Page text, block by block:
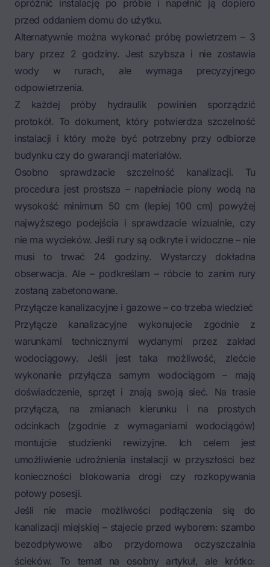
opróżnić instalację po próbie i napełnić ją dopiero
przed oddaniem domu do użytku.
Alternatywnie można wykonać próbę powietrzem – 3
bary przez 2 godziny. Jest szybsza i nie zostawia
wody w rurach, ale wymaga precyzyjnego
odpowietrzenia.
Z każdej próby hydraulik powinien sporządzić
protokół. To dokument, który potwierdza szczelność
instalacji i który może być potrzebny przy odbiorze
budynku czy do gwarancji materiałów.
Osobno sprawdzacie szczelność kanalizacji. Tu
procedura jest prostsza – napełniacie piony wodą na
wysokość minimum 50 cm (lepiej 100 cm) powyżej
najwyższego podejścia i sprawdzacie wizualnie, czy
nie ma wycieków. Jeśli rury są odkryte i widoczne – nie
musi to trwać 24 godziny. Wystarczy dokładna
obserwacja. Ale – podkreślam – róbcie to zanim rury
zostaną zabetonowane.
Przyłącze kanalizacyjne i gazowe – co trzeba wiedzieć
Przyłącze kanalizacyjne wykonujecie zgodnie z
warunkami technicznymi wydanymi przez zakład
wodociągowy. Jeśli jest taka możliwość, zlećcie
wykonanie przyłącza samym wodociągom – mają
doświadczenie, sprzęt i znają swoją sieć. Na trasie
przyłącza, na zmianach kierunku i na prostych
odcinkach (zgodnie z wymaganiami wodociągów)
montujcie studzienki rewizyjne. Ich celem jest
umożliwienie udrożnienia instalacji w przyszłości bez
konieczności blokowania drogi czy rozkopywania
połowy posesji.
Jeśli nie macie możliwości podłączenia się do
kanalizacji miejskiej – stajecie przed wyborem: szambo
bezodpływowe albo przydomowa oczyszczalnia
ścieków. To temat na osobny artykuł, ale krótko: